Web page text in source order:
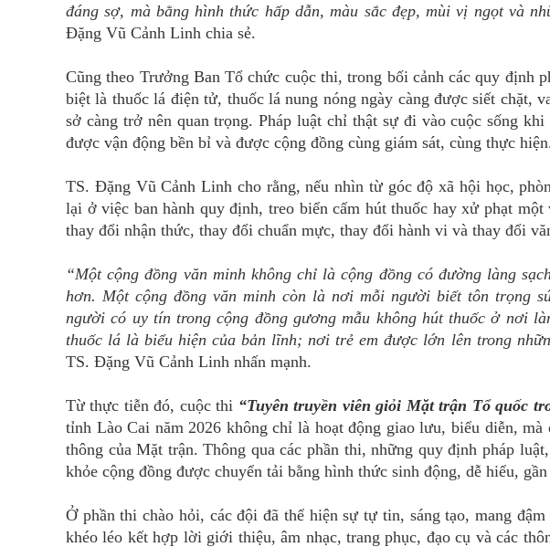
đáng sợ, mà bằng hình thức hấp dẫn, màu sắc đẹp, mùi vị ngọt và
Đặng Vũ Cảnh Linh chia sẻ.
Cũng theo Trưởng Ban Tổ chức cuộc thi, trong bối cảnh các quy định
biệt là thuốc lá điện tử, thuốc lá nung nóng ngày càng được siết chặt,
sở càng trở nên quan trọng. Pháp luật chỉ thật sự đi vào cuộc sống
được vận động bền bỉ và được cộng đồng cùng giám sát, cùng thực
TS. Đặng Vũ Cảnh Linh cho rằng, nếu nhìn từ góc độ xã hội học,
lại ở việc ban hành quy định, treo biển cấm hút thuốc hay xử phạt
thay đổi nhận thức, thay đổi chuẩn mực, thay đổi hành vi và thay đổi
“Một cộng đồng văn minh không chỉ là cộng đồng có đường làng
hơn. Một cộng đồng văn minh còn là nơi mỗi người biết tôn trọng
người có uy tín trong cộng đồng gương mẫu không hút thuốc ở nơi
thuốc lá là biểu hiện của bản lĩnh; nơi trẻ em được lớn lên trong
TS. Đặng Vũ Cảnh Linh nhấn mạnh.
Từ thực tiễn đó, cuộc thi “Tuyên truyền viên giỏi Mặt trận Tổ quốc
tỉnh Lào Cai năm 2026 không chỉ là hoạt động giao lưu, biểu diễn,
thông của Mặt trận. Thông qua các phần thi, những quy định pháp
khỏe cộng đồng được chuyển tải bằng hình thức sinh động, dễ hiểu,
Ở phần thi chào hỏi, các đội đã thể hiện sự tự tin, sáng tạo, mang
khéo léo kết hợp lời giới thiệu, âm nhạc, trang phục, đạo cụ và các